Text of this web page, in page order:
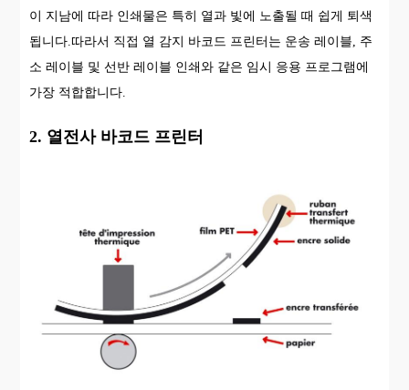
이 지남에 따라 인쇄물은 특히 열과 빛에 노출될 때 쉽게 퇴색
됩니다.따라서 직접 열 감지 바코드 프린터는 운송 레이블, 주
소 레이블 및 선반 레이블 인쇄와 같은 임시 응용 프로그램에
가장 적합합니다.
2. 열전사 바코드 프린터